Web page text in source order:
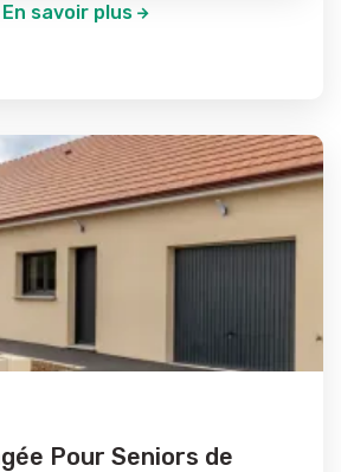
En savoir plus
Pour Seniors de